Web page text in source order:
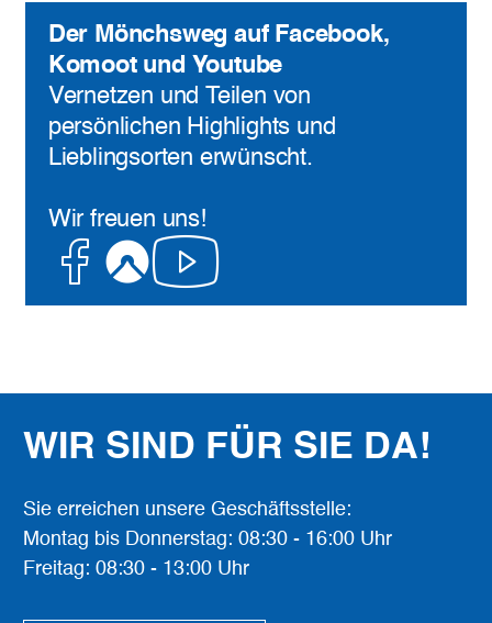
Der Mönchsweg auf Facebook,
Komoot und Youtube
Vernetzen und Teilen von
persönlichen Highlights und
Lieblingsorten erwünscht.
Wir freuen uns!
Facebook
KomootYoutube
WIR SIND FÜR SIE DA!
Sie erreichen unsere Geschäftsstelle:
Montag bis Donnerstag: 08:30 - 16:00 Uhr
Freitag: 08:30 - 13:00 Uhr